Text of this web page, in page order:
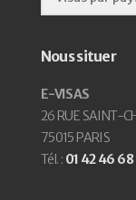
Nous situer
E-VISAS
26 RUE SAINT-
75015 PARIS
Tél. : 01 42 46